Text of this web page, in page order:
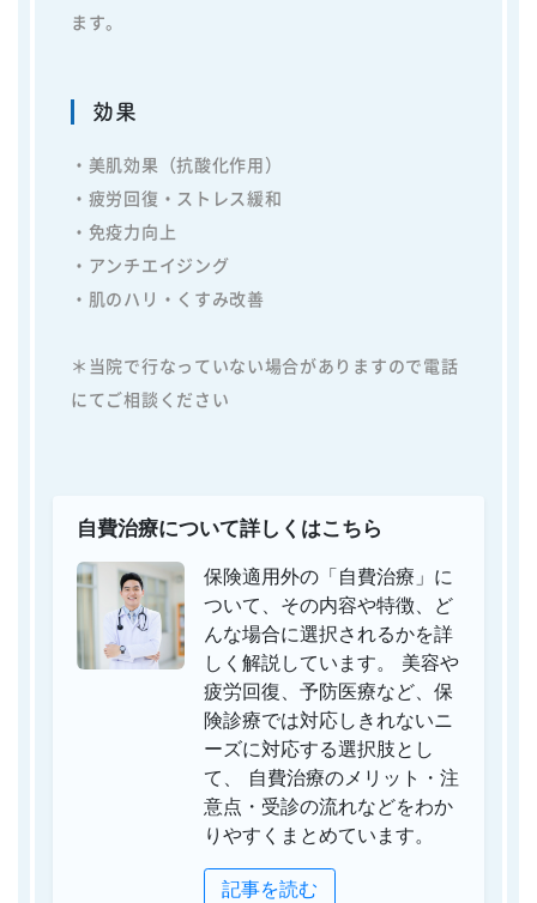
ます。
効果
・美肌効果（抗酸化作用）
・疲労回復・ストレス緩和
・免疫力向上
・アンチエイジング
・肌のハリ・くすみ改善
＊当院で行なっていない場合がありますので電話
にてご相談ください
自費治療について詳しくはこちら
保険適用外の「自費治療」に
ついて、その内容や特徴、ど
んな場合に選択されるかを詳
しく解説しています。 美容や
疲労回復、予防医療など、保
険診療では対応しきれないニ
ーズに対応する選択肢とし
て、 自費治療のメリット・注
意点・受診の流れなどをわか
りやすくまとめています。
記事を読む